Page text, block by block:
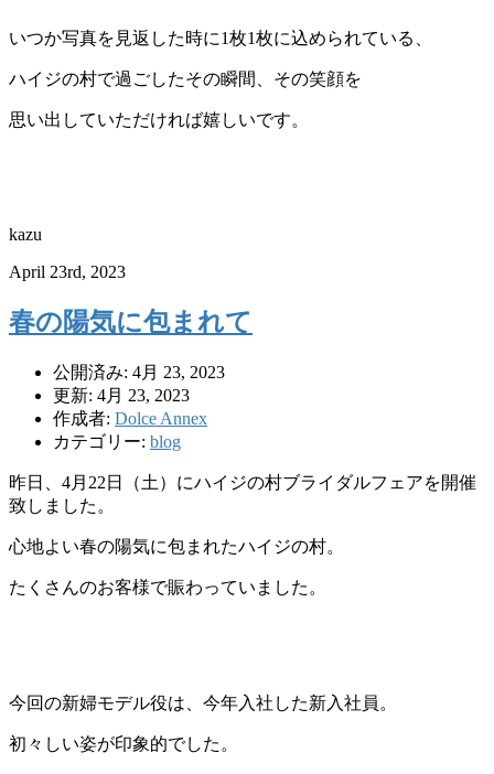
いつか写真を見返した時に1枚1枚に込められている、
ハイジの村で過ごしたその瞬間、その笑顔を
思い出していただければ嬉しいです。
kazu
April 23rd, 2023
春の陽気に包まれて
公開済み: 4月 23, 2023
更新: 4月 23, 2023
作成者: Dolce Annex
カテゴリー: blog
昨日、4月22日（土）にハイジの村ブライダルフェアを開催
致しました。
心地よい春の陽気に包まれたハイジの村。
たくさんのお客様で賑わっていました。
今回の新婦モデル役は、今年入社した新入社員。
初々しい姿が印象的でした。